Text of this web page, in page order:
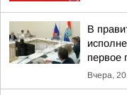
В
первое
Вчера,